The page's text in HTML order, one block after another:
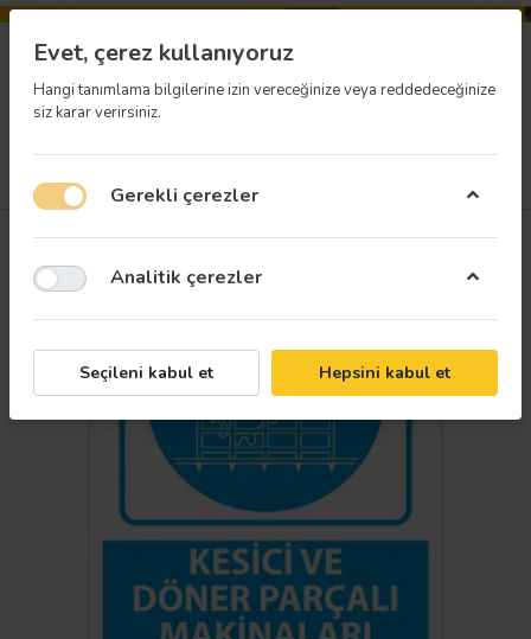
Evet, çerez kullanıyoruz
Hangi tanımlama bilgilerine izin vereceğinize veya reddedeceğinize
siz karar verirsiniz.
Gerekli çerezler
Analitik çerezler
Seçileni kabul et Hepsini kabul et